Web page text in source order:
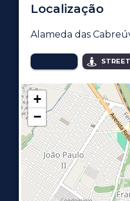
Localização
Alameda das
+
−